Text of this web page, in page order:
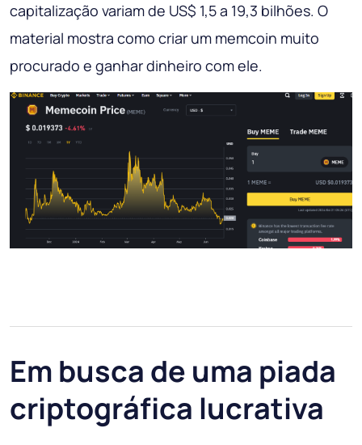
capitalização variam de US$ 1,5 a 19,3 bilhões. O
material mostra como criar um memcoin muito
procurado e ganhar dinheiro com ele.
Em busca de uma piada
criptográfica lucrativa